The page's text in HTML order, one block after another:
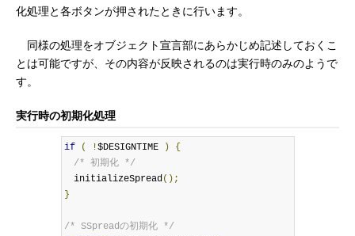
化処理と各ボタンが押されたときに行います。
同様の処理をオブジェクト宣言部にあらかじめ記述しておくこ
とは可能ですが、その内容が反映されるのは実行時のみのようで
す。
実行時の初期化処理
if ( !$DESIGNTIME )
{
/* 初期化 */
initializeSpread();
}
/* SSpreadの初期化 */